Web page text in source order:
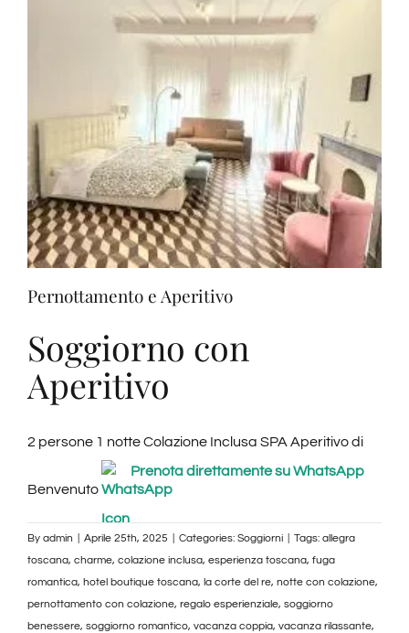
Pernottamento e Aperitivo
Soggiorno con
Aperitivo
2 persone 1 notte Colazione Inclusa SPA Aperitivo di
Benvenuto
Prenota direttamente su WhatsApp
By admin Aprile 25th, 2025 Categories: Soggiorni Tags: allegra
toscana, charme, colazione inclusa, esperienza toscana, fuga
romantica, hotel boutique toscana, la corte del re, notte con colazione,
pernottamento con colazione, regalo esperienziale, soggiorno
benessere, soggiorno romantico, vacanza coppia, vacanza rilassante,